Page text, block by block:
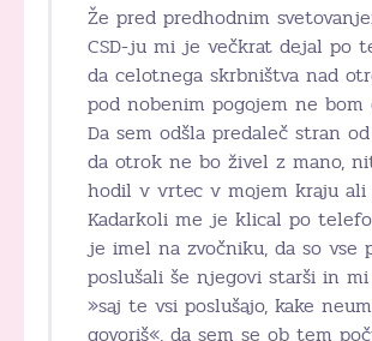
Že pred predhodnim
CSD-ju mi je večkrat dejal po
da celotnega skrbništva nad
pod nobenim pogojem ne bom
Da sem odšla predaleč stran
da otrok ne bo živel z mano,
hodil v vrtec v mojem kraju ali
Kadarkoli me je klical po
je imel na zvočniku, da so vse
poslušali še njegovi starši in
»saj te vsi poslušajo, kake
govoriš«, da sem se ob tem